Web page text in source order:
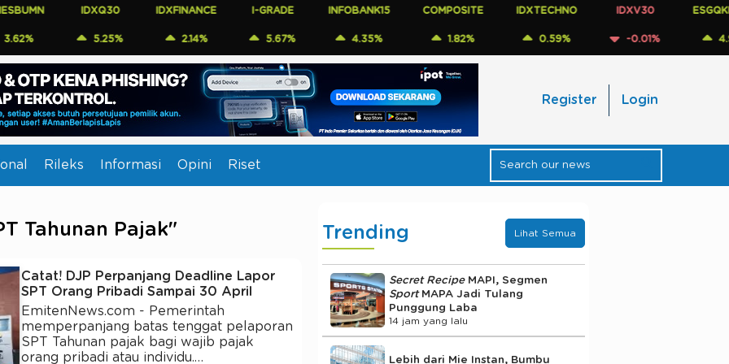
IDXQ30
5.25%
IDXFINANCE
2.14%
I-GRADE
5.67%
INFOBANK15
4.35%
COMPOSITE
1.82%
IDXTECHNO
0.59%
IDXV30
-0.01% 4.92%
Register Login
Rileks Informasi Opini Riset
Tahunan Pajak"
Catat! DJP Perpanjang Deadline Lapor
SPT Orang Pribadi Sampai 30 April
EmitenNews.com - Pemerintah
memperpanjang batas tenggat pelaporan
SPT Tahunan pajak bagi wajib pajak
orang pribadi atau individu.…
Trending Lihat Semua
Secret RecipeMAPI, Segmen
Sport MAPA Jadi Tulang
Punggung Laba
14 jam yang lalu
Lebih dari Mie Instan, Bumbu